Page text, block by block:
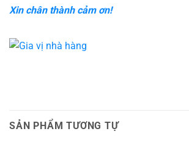
Xin chân thành cảm ơn!
SẢN PHẨM TƯƠNG TỰ